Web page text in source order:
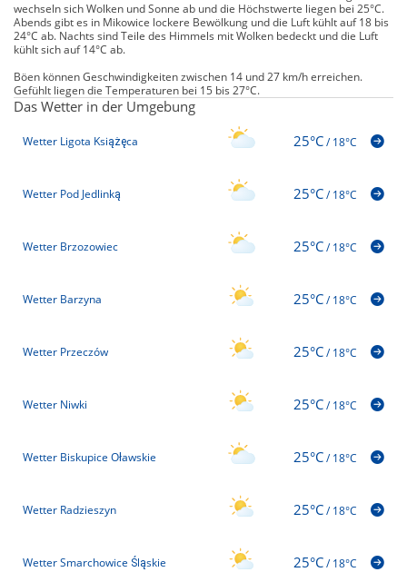
wechseln sich Wolken und Sonne ab und die Höchstwerte liegen bei 25°C.
Abends gibt es in Mikowice lockere Bewölkung und die Luft kühlt auf 18 bis
24°C ab. Nachts sind Teile des Himmels mit Wolken bedeckt und die Luft
kühlt sich auf 14°C ab.
Böen können Geschwindigkeiten zwischen 14 und 27 km/h erreichen.
Gefühlt liegen die Temperaturen bei 15 bis 27°C.
Das Wetter in der Umgebung
Wetter Ligota Książęca 25°C/18°C
Wetter Pod Jedlinką 25°C/18°C
Wetter Brzozowiec 25°C/18°C
Wetter Barzyna 25°C/18°C
Wetter Przeczów 25°C/18°C
Wetter Niwki 25°C/18°C
Wetter Biskupice Oławskie 25°C/18°C
Wetter Radzieszyn 25°C/18°C
Wetter Smarchowice Śląskie 25°C/18°C